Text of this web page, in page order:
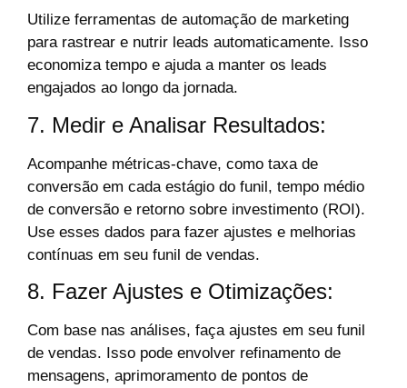
Utilize ferramentas de automação de marketing
para rastrear e nutrir leads automaticamente. Isso
economiza tempo e ajuda a manter os leads
engajados ao longo da jornada.
7. Medir e Analisar Resultados:
Acompanhe métricas-chave, como taxa de
conversão em cada estágio do funil, tempo médio
de conversão e retorno sobre investimento (ROI).
Use esses dados para fazer ajustes e melhorias
contínuas em seu funil de vendas.
8. Fazer Ajustes e Otimizações:
Com base nas análises, faça ajustes em seu funil
de vendas. Isso pode envolver refinamento de
mensagens, aprimoramento de pontos de